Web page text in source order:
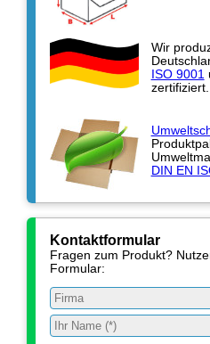
Wir
ISO 9001
zertifiziert.
DIN EN
Kontaktformular
Fragen zum Produkt?
Formular: